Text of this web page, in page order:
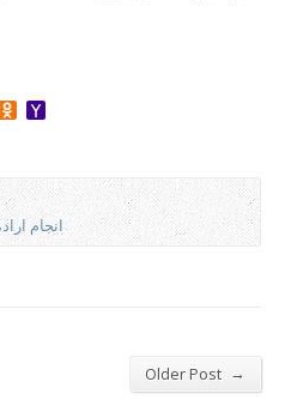
Odnoklassniki
انجام
Older Post →